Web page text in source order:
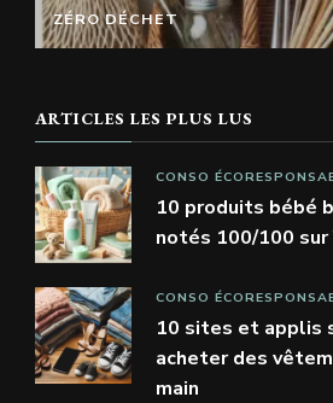
ZÉRO DÉCHET
ARTICLES LES PLUS LUS
CONSO
10 produits bébé
notés 100/100 sur
CONSO
10 sites et applis
acheter des
main